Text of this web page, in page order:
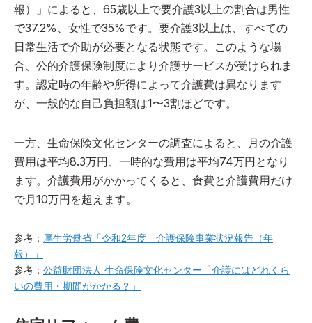
報）」によると、65歳以上で要介護3以上の割合は男性
で37.2%、女性で35%です。要介護3以上は、すべての
日常生活で介助が必要となる状態です。このような場
合、公的介護保険制度により介護サービスが受けられま
す。認定時の年齢や所得によって介護費は異なります
が、一般的な自己負担額は1〜3割ほどです。
一方、生命保険文化センターの調査によると、月の介護
費用は平均8.3万円、一時的な費用は平均74万円となり
ます。介護費用がかかってくると、食費と介護費用だけ
で月10万円を超えます。
参考： 厚生労働省「令和2年度 介護保険事業状況報告（年
報）」
参考： 公益財団法人 生命保険文化センター「介護にはどれくら
いの費用・期間がかかる？」